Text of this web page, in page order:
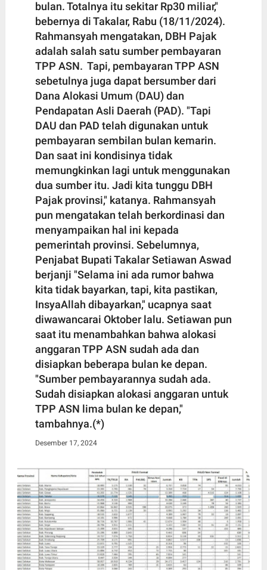
bulan. Totalnya itu sekitar Rp30 miliar,"
bebernya di Takalar, Rabu (18/11/2024).
Rahmansyah mengatakan, DBH Pajak
adalah salah satu sumber pembayaran
TPP ASN. Tapi, pembayaran TPP ASN
sebetulnya juga dapat bersumber dari
Dana Alokasi Umum (DAU) dan
Pendapatan Asli Daerah (PAD). "Tapi
DAU dan PAD telah digunakan untuk
pembayaran sembilan bulan kemarin.
Dan saat ini kondisinya tidak
memungkinkan lagi untuk menggunakan
dua sumber itu. Jadi kita tunggu DBH
Pajak provinsi," katanya. Rahmansyah
pun mengatakan telah berkordinasi dan
menyampaikan hal ini kepada
pemerintah provinsi. Sebelumnya,
Penjabat Bupati Takalar Setiawan Aswad
berjanji "Selama ini ada rumor bahwa
kita tidak bayarkan, tapi, kita pastikan,
InsyaAllah dibayarkan," ucapnya saat
diwawancarai Oktober lalu. Setiawan pun
saat itu menambahkan bahwa alokasi
anggaran TPP ASN sudah ada dan
disiapkan beberapa bulan ke depan.
"Sumber pembayarannya sudah ada.
Sudah disiapkan alokasi anggaran untuk
TPP ASN lima bulan ke depan,"
tambahnya.(*)
Desember 17, 2024